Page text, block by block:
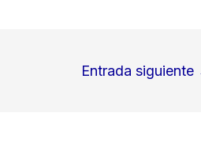
Entrada siguiente